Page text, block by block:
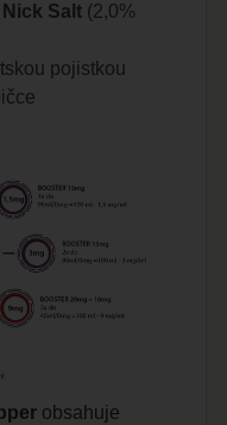
Nick Salt (2,0%
pojistkou
obsahuje